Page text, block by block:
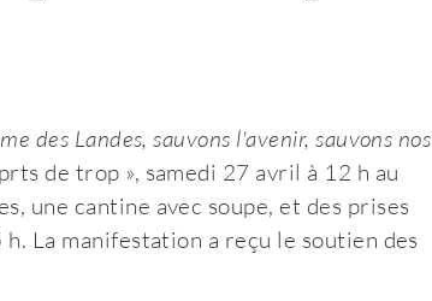
des Landes, sauvons l'avenir, sauvons nos
de trop », samedi 27 avril à 12 h au
une cantine avec soupe, et des prises
La manifestation a reçu le soutien des